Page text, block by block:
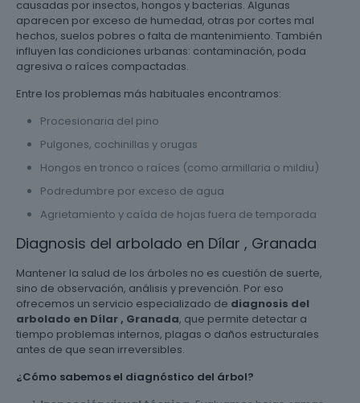
causadas por insectos, hongos y bacterias. Algunas
aparecen por exceso de humedad, otras por cortes mal
hechos, suelos pobres o falta de mantenimiento. También
influyen las condiciones urbanas: contaminación, poda
agresiva o raíces compactadas.
Entre los problemas más habituales encontramos:
Procesionaria del pino
Pulgones, cochinillas y orugas
Hongos en tronco o raíces (como armillaria o mildiu)
Podredumbre por exceso de agua
Agrietamiento y caída de hojas fuera de temporada
Diagnosis del arbolado en Dílar , Granada
Mantener la salud de los árboles no es cuestión de suerte,
sino de observación, análisis y prevención. Por eso
ofrecemos un servicio especializado de diagnosis del
arbolado en Dílar , Granada, que permite detectar a
tiempo problemas internos, plagas o daños estructurales
antes de que sean irreversibles.
¿Cómo sabemos el diagnóstico del árbol?